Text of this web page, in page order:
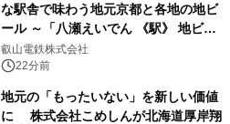
な駅舎で味わう地元京都と各地の地ビ
ール ～「八瀬えいでん 《駅》 地ビー
ル祭り」を開催します
叡山電鉄株式会社
22分前
地元の「もったいない」を新しい価値
に 株式会社こめしんが北海道厚岸翔